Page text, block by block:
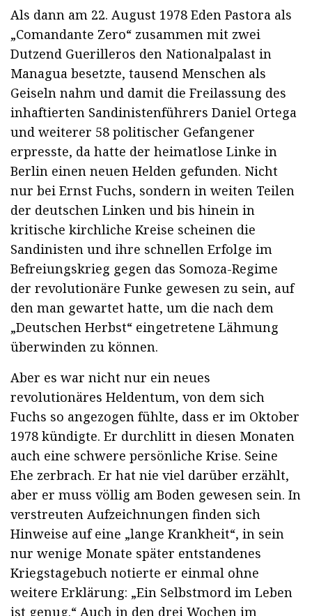
Als dann am 22. August 1978 Eden Pastora als
„Comandante Zero“ zusammen mit zwei
Dutzend Guerilleros den Nationalpalast in
Managua besetzte, tausend Menschen als
Geiseln nahm und damit die Freilassung des
inhaftierten Sandinistenführers Daniel Ortega
und weiterer 58 politischer Gefangener
erpresste, da hatte der heimatlose Linke in
Berlin einen neuen Helden gefunden. Nicht
nur bei Ernst Fuchs, sondern in weiten Teilen
der deutschen Linken und bis hinein in
kritische kirchliche Kreise scheinen die
Sandinisten und ihre schnellen Erfolge im
Befreiungskrieg gegen das Somoza-Regime
der revolutionäre Funke gewesen zu sein, auf
den man gewartet hatte, um die nach dem
„Deutschen Herbst“ eingetretene Lähmung
überwinden zu können.
Aber es war nicht nur ein neues
revolutionäres Heldentum, von dem sich
Fuchs so angezogen fühlte, dass er im Oktober
1978 kündigte. Er durchlitt in diesen Monaten
auch eine schwere persönliche Krise. Seine
Ehe zerbrach. Er hat nie viel darüber erzählt,
aber er muss völlig am Boden gewesen sein. In
verstreuten Aufzeichnungen finden sich
Hinweise auf eine „lange Krankheit“, in sein
nur wenige Monate später entstandenes
Kriegstagebuch notierte er einmal ohne
weitere Erklärung: „Ein Selbstmord im Leben
ist genug.“ Auch in den drei Wochen im